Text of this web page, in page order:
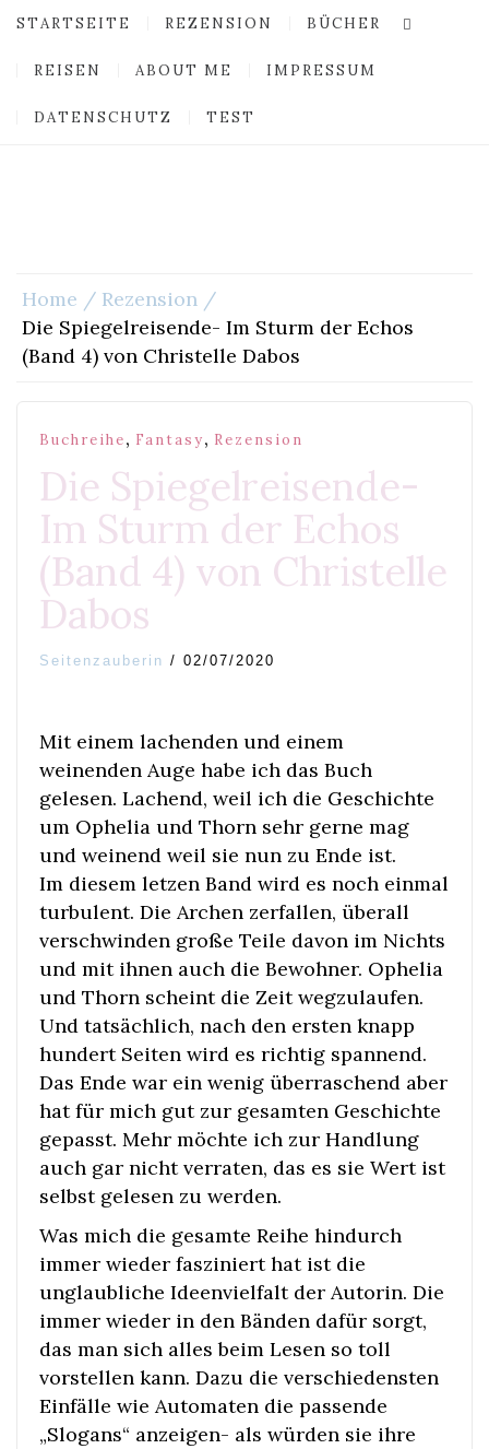
STARTSEITE REZENSION BÜCHER
REISEN ABOUT ME IMPRESSUM
DATENSCHUTZ TEST
Home
Rezension
Die Spiegelreisende- Im Sturm der Echos
(Band 4) von Christelle Dabos
Buchreihe, Fantasy, Rezension
Die Spiegelreisende-
Im Sturm der Echos
(Band 4) von Christelle
Dabos
Seitenzauberin / 02/07/2020
Mit einem lachenden und einem
weinenden Auge habe ich das Buch
gelesen. Lachend, weil ich die Geschichte
um Ophelia und Thorn sehr gerne mag
und weinend weil sie nun zu Ende ist.
Im diesem letzen Band wird es noch einmal
turbulent. Die Archen zerfallen, überall
verschwinden große Teile davon im Nichts
und mit ihnen auch die Bewohner. Ophelia
und Thorn scheint die Zeit wegzulaufen.
Und tatsächlich, nach den ersten knapp
hundert Seiten wird es richtig spannend.
Das Ende war ein wenig überraschend aber
hat für mich gut zur gesamten Geschichte
gepasst. Mehr möchte ich zur Handlung
auch gar nicht verraten, das es sie Wert ist
selbst gelesen zu werden.
Was mich die gesamte Reihe hindurch
immer wieder fasziniert hat ist die
unglaubliche Ideenvielfalt der Autorin. Die
immer wieder in den Bänden dafür sorgt,
das man sich alles beim Lesen so toll
vorstellen kann. Dazu die verschiedensten
Einfälle wie Automaten die passende
„Slogans“ anzeigen- als würden sie ihre